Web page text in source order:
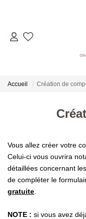
Accueil Création de
Vous allez créer votre
Celui-ci vous ouvrira
détaillées concernant
de compléter le
gratuite
NOTE : si vous avez